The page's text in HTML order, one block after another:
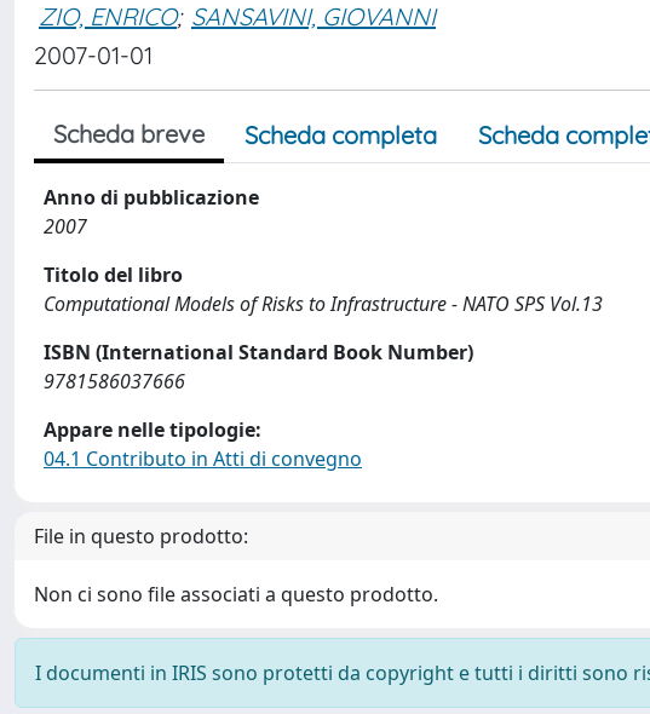
ZIO, ENRICO; SANSAVINI, GIOVANNI
2007-01-01
Scheda breve Scheda completa Scheda
Anno di pubblicazione
2007
Titolo del libro
Computational Models of Risks to Infrastructure - NATO SPS Vol.13
ISBN (International Standard Book Number)
9781586037666
Appare nelle tipologie:
04.1 Contributo in Atti di convegno
File in questo prodotto:
Non ci sono file associati a questo prodotto.
I documenti in IRIS sono protetti da copyright e tutti i diritti sono